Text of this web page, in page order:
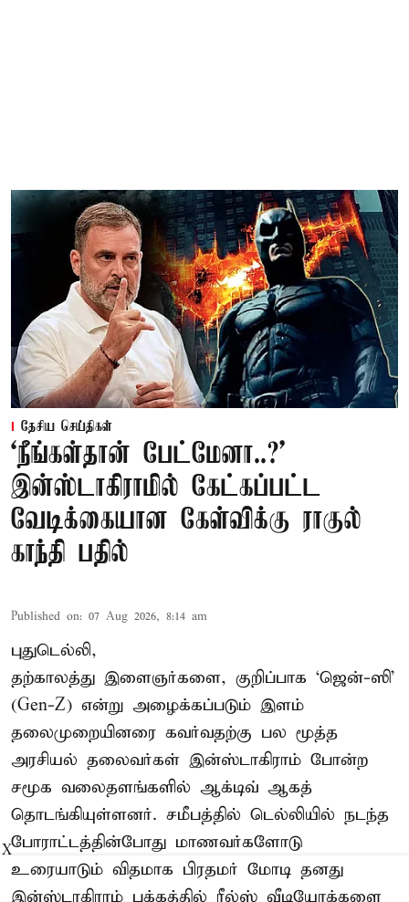
தேசிய செய்திகள்
‘நீங்கள்தான் பேட்மேனா..?’
இன்ஸ்டாகிராமில் கேட்கப்பட்ட
வேடிக்கையான கேள்விக்கு ராகுல்
காந்தி பதில்
Published on: 07 Aug 2026, 8:14 am
புதுடெல்லி,
தற்காலத்து இளைஞர்களை, குறிப்பாக ‘ஜென்-ஸி’
(Gen-Z) என்று அழைக்கப்படும் இளம்
தலைமுறையினரை கவர்வதற்கு பல மூத்த
அரசியல் தலைவர்கள் இன்ஸ்டாகிராம் போன்ற
சமூக வலைதளங்களில் ஆக்டிவ் ஆகத்
தொடங்கியுள்ளனர். சமீபத்தில் டெல்லியில் நடந்த
போராட்டத்தின்போது மாணவர்களோடு
உரையாடும் விதமாக பிரதமர் மோடி தனது
இன்ஸ்டாகிராம் பக்கத்தில் ரீல்ஸ் வீடியோக்களை
X